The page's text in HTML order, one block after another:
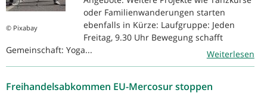
© Pixabay
oder Familienwanderungen starten
ebenfalls in Kürze: Laufgruppe: Jeden
Freitag, 9.30 Uhr Bewegung schafft
Gemeinschaft: Yoga...
Weiterlesen
Freihandelsabkommen EU-Mercosur stoppen